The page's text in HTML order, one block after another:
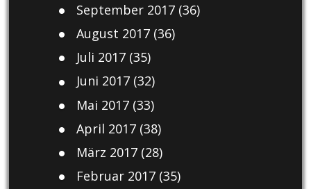
September 2017(36)
August 2017(36)
Juli 2017(35)
Juni 2017(32)
Mai 2017(33)
April 2017(38)
März 2017(28)
Februar 2017(35)